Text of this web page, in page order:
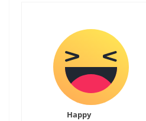
Happy